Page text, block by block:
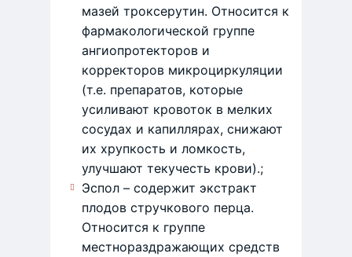
мазей троксерутин. Относится к
фармакологической группе
ангиопротекторов и
корректоров микроциркуляции
(т.е. препаратов, которые
усиливают кровоток в мелких
сосудах и капиллярах, снижают
их хрупкость и ломкость,
улучшают текучесть крови).;
Эспол – содержит экстракт
плодов стручкового перца.
Относится к группе
местнораздражающих средств